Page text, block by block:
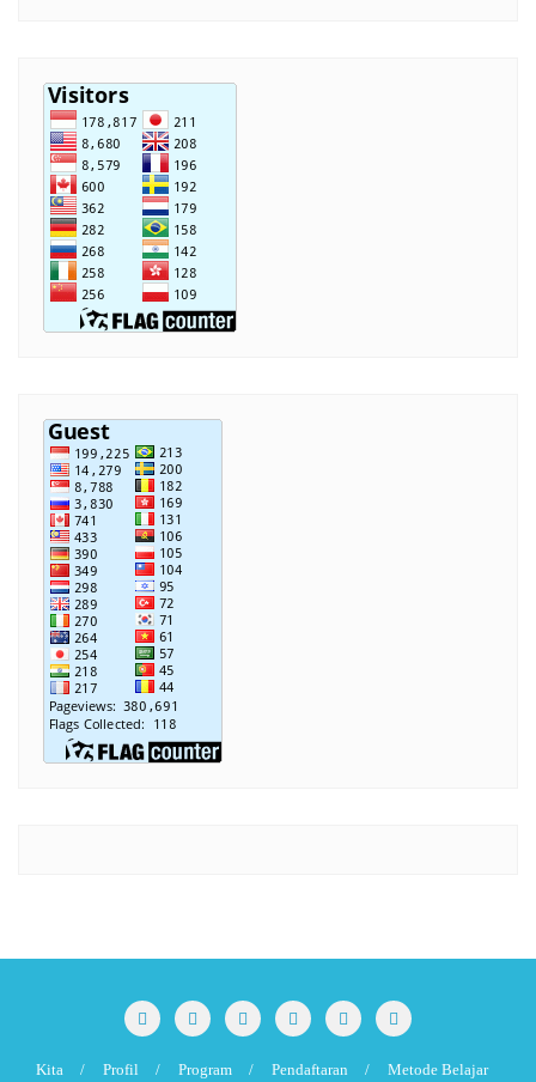
Kita Profil Program Pendaftaran Metode Belajar